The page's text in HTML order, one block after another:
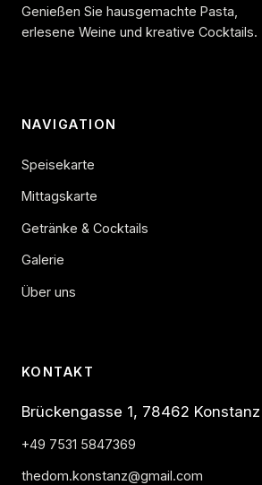
Genießen Sie hausgemachte Pasta,
erlesene Weine und kreative Cocktails.
NAVIGATION
Speisekarte
Mittagskarte
Getränke & Cocktails
Galerie
Über uns
KONTAKT
Brückengasse 1, 78462 Konstanz
+49 7531 5847369
thedom.konstanz@gmail.com